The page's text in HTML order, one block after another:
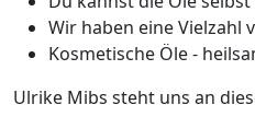
Wir haben eine Vielzahl
Kosmetische Öle -
Ulrike Mibs steht uns an